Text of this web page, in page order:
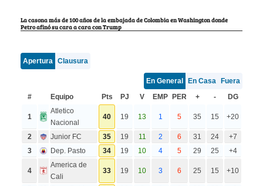
La casona más de 100 años de la embajada de Colombia en Washington donde
Petro afinó su cara a cara con Trump
Apertura Clausura
En General En Casa
Fuera
#
Equipo Pts PJ V EMP PER + - DG
1
Atletico
Nacional
40 19 13 1 5 35 15 +20
2 Junior FC 35 19 11 2 6 31 24
+7
3
Dep. Pasto 34 19 10 4 5 29 25 +4
4
America de
Cali
33 19 10 3 6 25 15 +10